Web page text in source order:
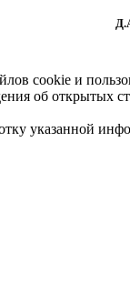
cookie и
об
указанной